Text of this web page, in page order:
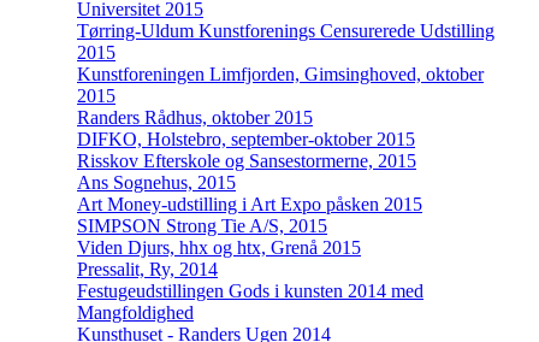
Universitet 2015
Tørring-Uldum Kunstforenings Censurerede Udstilling
2015
Kunstforeningen Limfjorden, Gimsinghoved, oktober
2015
Randers Rådhus, oktober 2015
DIFKO, Holstebro, september-oktober 2015
Risskov Efterskole og Sansestormerne, 2015
Ans Sognehus, 2015
Art Money-udstilling i Art Expo påsken 2015
SIMPSON Strong Tie A/S, 2015
Viden Djurs, hhx og htx, Grenå 2015
Pressalit, Ry, 2014
Festugeudstillingen Gods i kunsten 2014 med
Mangfoldighed
Kunsthuset - Randers Ugen 2014